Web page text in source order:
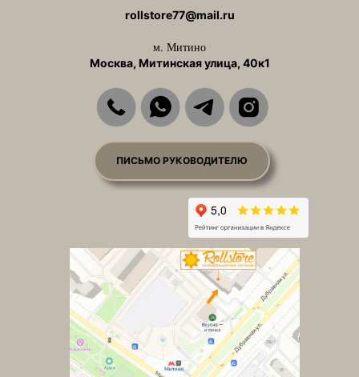
rollstore77@mail.ru
м. Митино
Москва, Митинская улица, 40к1
ПИСЬМО РУКОВОДИТЕЛЮ